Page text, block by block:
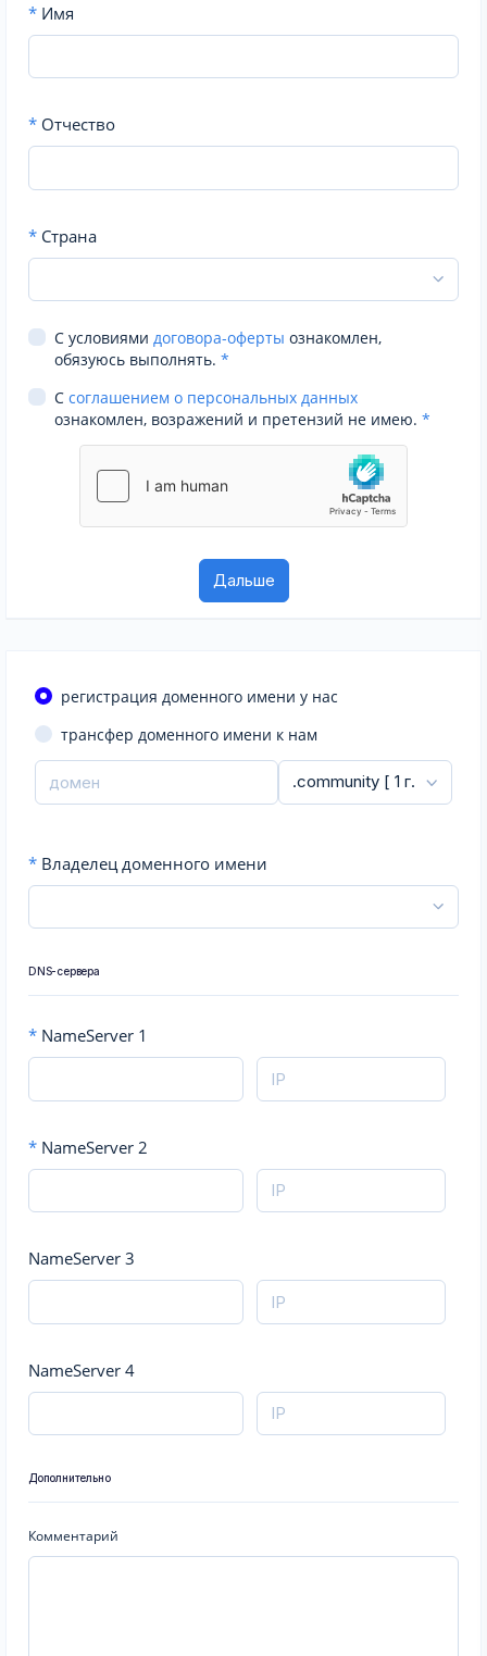
* Имя
* Отчество
* Страна
С условиями договора-оферты ознакомлен,
обязуюсь выполнять. *
С соглашением о персональных данных
ознакомлен, возражений и претензий не имею. *
регистрация доменного имени у нас
трансфер доменного имени к нам
* Владелец доменного имени
DNS-сервера
* NameServer 1
* NameServer 2
NameServer 3
NameServer 4
Дополнительно
Комментарий